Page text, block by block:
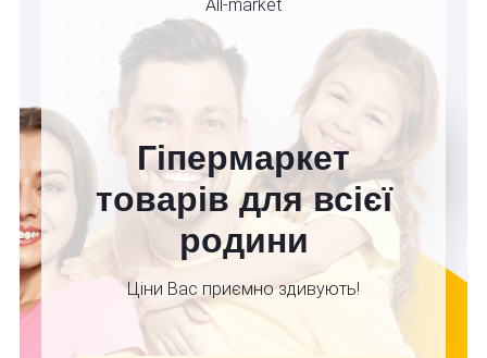
All-market
Гіпермаркет
товарів для всієї
родини
Ціни Вас приємно здивують!